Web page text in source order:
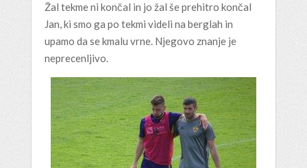
Žal tekme ni končal in jo žal še prehitro končal
Jan, ki smo ga po tekmi videli na berglah in
upamo da se kmalu vrne. Njegovo znanje je
neprecenljivo.